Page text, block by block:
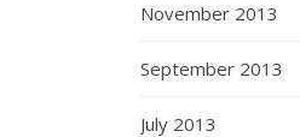
November 2013
September 2013
July 2013